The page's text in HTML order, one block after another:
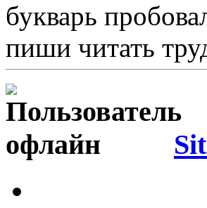
букварь
пиши читать